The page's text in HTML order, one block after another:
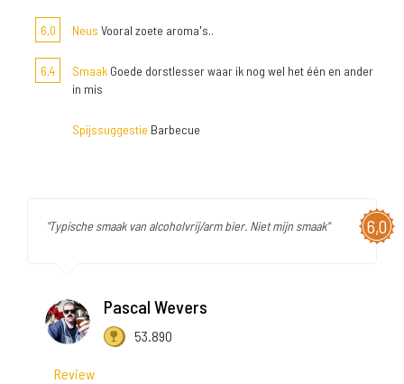
6,0 Neus Vooral zoete aroma's..
6,4 Smaak Goede dorstlesser waar ik nog wel het één en ander
in mis
Spijssuggestie Barbecue
6,0
"Typische smaak van alcoholvrij/arm bier. Niet mijn smaak"
Pascal Wevers
53.890
Review